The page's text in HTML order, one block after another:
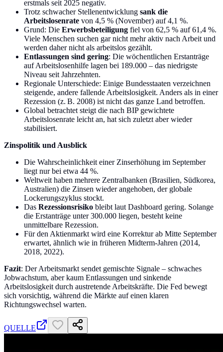
erstmals seit 2025 negativ.
Trotz schwacher Stellenentwicklung sank die
Arbeitslosenrate von 4,5 % (November) auf 4,1 %.
Grund: Die Erwerbsbeteiligung fiel von 62,5 % auf 61,4 %.
Viele Menschen suchen gar nicht mehr aktiv nach Arbeit und
werden daher nicht als arbeitslos gezählt.
Entlassungen sind gering: Die wöchentlichen Erstanträge
auf Arbeitslosenhilfe lagen bei 189.000 – das niedrigste
Niveau seit Jahrzehnten.
Regionale Unterschiede: Einige Bundesstaaten verzeichnen
steigende, andere fallende Arbeitslosigkeit. Anders als in einer
Rezession (z. B. 2008) ist nicht das ganze Land betroffen.
Global betrachtet steigt die nach BIP gewichtete
Arbeitslosenrate leicht an, hat sich zuletzt aber wieder
stabilisiert.
Zinspolitik und Ausblick
Die Wahrscheinlichkeit einer Zinserhöhung im September
liegt nur bei etwa 44 %.
Weltweit haben mehrere Zentralbanken (Brasilien, Südkorea,
Australien) die Zinsen wieder angehoben, der globale
Lockerungszyklus stockt.
Das Rezessionsrisiko bleibt laut Dashboard gering. Solange
die Erstanträge unter 300.000 liegen, besteht keine
unmittelbare Rezession.
Für den Aktienmarkt wird eine Korrektur ab Mitte September
erwartet, ähnlich wie in früheren Midterm-Jahren (2014,
2018, 2022).
Fazit: Der Arbeitsmarkt sendet gemischte Signale – schwaches
Jobwachstum, aber kaum Entlassungen und sinkende
Arbeitslosigkeit durch austretende Arbeitskräfte. Die Fed bewegt
sich vorsichtig, während die Märkte auf einen klaren
Richtungswechsel warten.
QUELLE